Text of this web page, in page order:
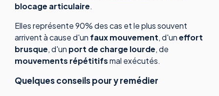
blocage articulaire.
Elles représente 90% des cas et le plus souvent
arrivent à cause d'un faux mouvement, d'uneffort
brusque, d'un port de charge lourde, de
mouvements répétitifsmal exécutés.
Quelques conseils pour y remédier